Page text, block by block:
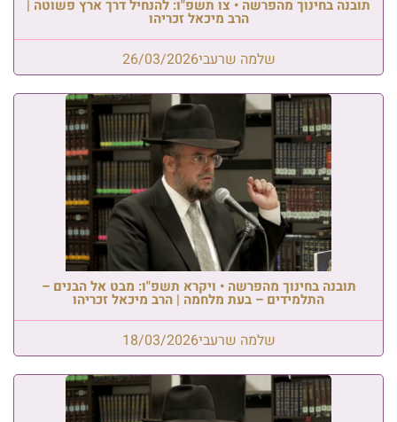
תובנה בחינוך מהפרשה • צו תשפ"ו: להנחיל דרך ארץ פשוטה |
הרב מיכאל זכריהו
שלמה שרעבי26/03/2026
תובנה בחינוך מהפרשה • ויקרא תשפ"ו: מבט אל הבנים –
התלמידים – בעת מלחמה | הרב מיכאל זכריהו
שלמה שרעבי18/03/2026